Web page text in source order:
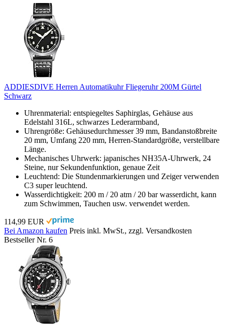
ADDIESDIVE Herren Automatikuhr Fliegeruhr 200M Gürtel
Schwarz
Uhrenmaterial: entspiegeltes Saphirglas, Gehäuse aus
Edelstahl 316L, schwarzes Lederarmband,
Uhrengröße: Gehäusedurchmesser 39 mm, Bandanstoßbreite
20 mm, Umfang 220 mm, Herren-Standardgröße, verstellbare
Länge.
Mechanisches Uhrwerk: japanisches NH35A-Uhrwerk, 24
Steine, nur Sekundenfunktion, genaue Zeit
Leuchtend: Die Stundenmarkierungen und Zeiger verwenden
C3 super leuchtend.
Wasserdichtigkeit: 200 m / 20 atm / 20 bar wasserdicht, kann
zum Schwimmen, Tauchen usw. verwendet werden.
114,99 EUR
Bei Amazon kaufen Preis inkl. MwSt., zzgl. Versandkosten
Bestseller Nr. 6